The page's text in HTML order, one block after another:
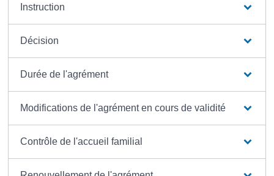
Instruction
Décision
Durée de l'agrément
Modifications de l'agrément en cours de validité
Contrôle de l'accueil familial